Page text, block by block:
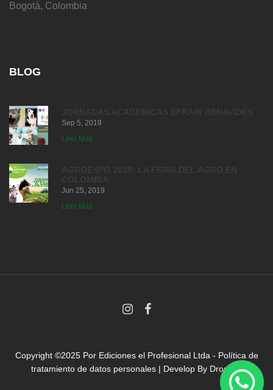
Bogotá, Colombia
BLOG
Sep 5, 2019
Leer Más
Jun 25, 2019
Leer Más
Copyright ©2025 Por Ediciones el Profesional Ltda - Política de
tratamiento de datos personales | Develop By Droni.co